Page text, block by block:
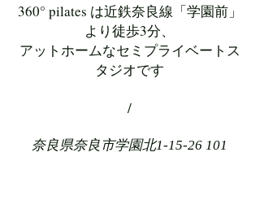
360° pilates は近鉄奈良線「学園前」
より徒歩3分、
アットホームなセミプライベートス
タジオです
/
​奈良県奈良市学園北1-15-26 101